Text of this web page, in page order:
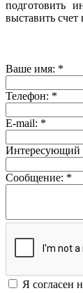
подготовить
выставить счет
Ваше имя: *
Телефон: *
E-mail: *
Интересующий
Сообщение: *
Я согласен